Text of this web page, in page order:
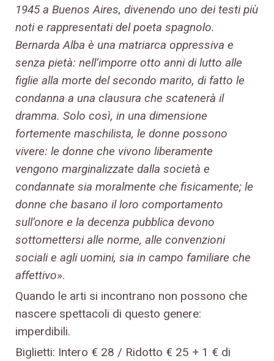
1945 a Buenos Aires, divenendo uno dei testi più
noti e rappresentati del poeta spagnolo.
Bernarda Alba è una matriarca oppressiva e
senza pietà: nell’imporre otto anni di lutto alle
figlie alla morte del secondo marito, di fatto le
condanna a una clausura che scatenerà il
dramma. Solo così, in una dimensione
fortemente maschilista, le donne possono
vivere: le donne che vivono liberamente
vengono marginalizzate dalla società e
condannate sia moralmente che fisicamente; le
donne che basano il loro comportamento
sull’onore e la decenza pubblica devono
sottomettersi alle norme, alle convenzioni
sociali e agli uomini, sia in campo familiare che
affettivo».
Quando le arti si incontrano non possono che
nascere spettacoli di questo genere:
imperdibili.
Biglietti: Intero € 28 / Ridotto € 25 + 1 € di